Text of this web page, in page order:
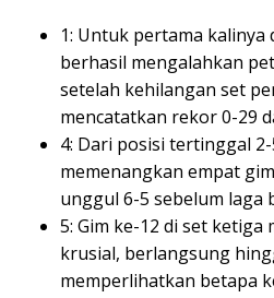
1: Untuk pertama kalinya
berhasil mengalahkan
setelah kehilangan set
mencatatkan rekor 0-29
4: Dari posisi tertinggal
memenangkan empat
unggul 6-5 sebelum laga
5: Gim ke-12 di set
krusial, berlangsung
memperlihatkan betapa